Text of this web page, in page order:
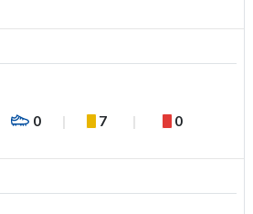
0 7 0